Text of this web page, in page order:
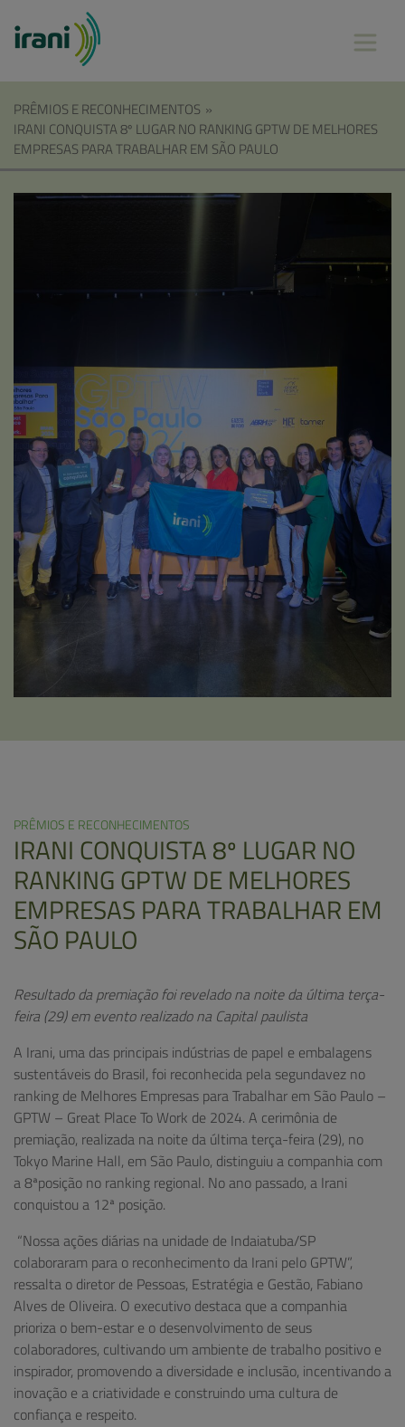
PRÊMIOS E RECONHECIMENTOS »
IRANI CONQUISTA 8º LUGAR NO RANKING GPTW DE MELHORES
EMPRESAS PARA TRABALHAR EM SÃO PAULO
PRÊMIOS E RECONHECIMENTOS
IRANI CONQUISTA 8º LUGAR NO
RANKING GPTW DE MELHORES
EMPRESAS PARA TRABALHAR EM
SÃO PAULO
Resultado da premiação foi revelado na noite da última terça-
feira (29) em evento realizado na Capital paulista
A Irani, uma das principais indústrias de papel e embalagens
sustentáveis do Brasil, foi reconhecida pela segundavez no
ranking de Melhores Empresas para Trabalhar em São Paulo –
GPTW – Great Place To Work de 2024. A cerimônia de
premiação, realizada na noite da última terça-feira (29), no
Tokyo Marine Hall, em São Paulo, distinguiu a companhia com
a 8ªposição no ranking regional. No ano passado, a Irani
conquistou a 12ª posição.
“Nossa ações diárias na unidade de Indaiatuba/SP
colaboraram para o reconhecimento da Irani pelo GPTW”,
ressalta o diretor de Pessoas, Estratégia e Gestão, Fabiano
Alves de Oliveira. O executivo destaca que a companhia
prioriza o bem-estar e o desenvolvimento de seus
colaboradores, cultivando um ambiente de trabalho positivo e
inspirador, promovendo a diversidade e inclusão, incentivando a
inovação e a criatividade e construindo uma cultura de
confiança e respeito.